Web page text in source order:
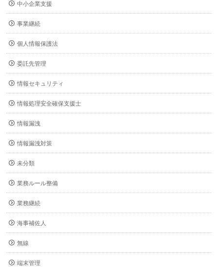
中小企業支援
事業継続
個人情報保護法
委託先管理
情報セキュリティ
情報処理安全確保支援士
情報漏洩
情報漏洩対策
未分類
業務ルール整備
業務継続
海事補佐人
無線
端末管理